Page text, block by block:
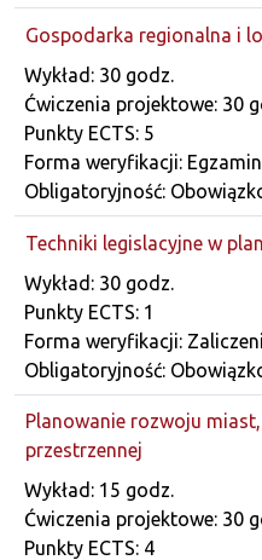
Gospodarka regionalna i
Dane przedmiotu
Wykład: 30 godz.
Ćwiczenia projektowe: 30
Punkty ECTS: 5
Forma weryfikacji: Egzamin
Obligatoryjność:
Techniki legislacyjne w
Dane przedmiotu
Wykład: 30 godz.
Punkty ECTS: 1
Forma weryfikacji:
Obligatoryjność:
Planowanie rozwoju
przestrzennej
Dane przedmiotu
Wykład: 15 godz.
Ćwiczenia projektowe: 30
Punkty ECTS: 4